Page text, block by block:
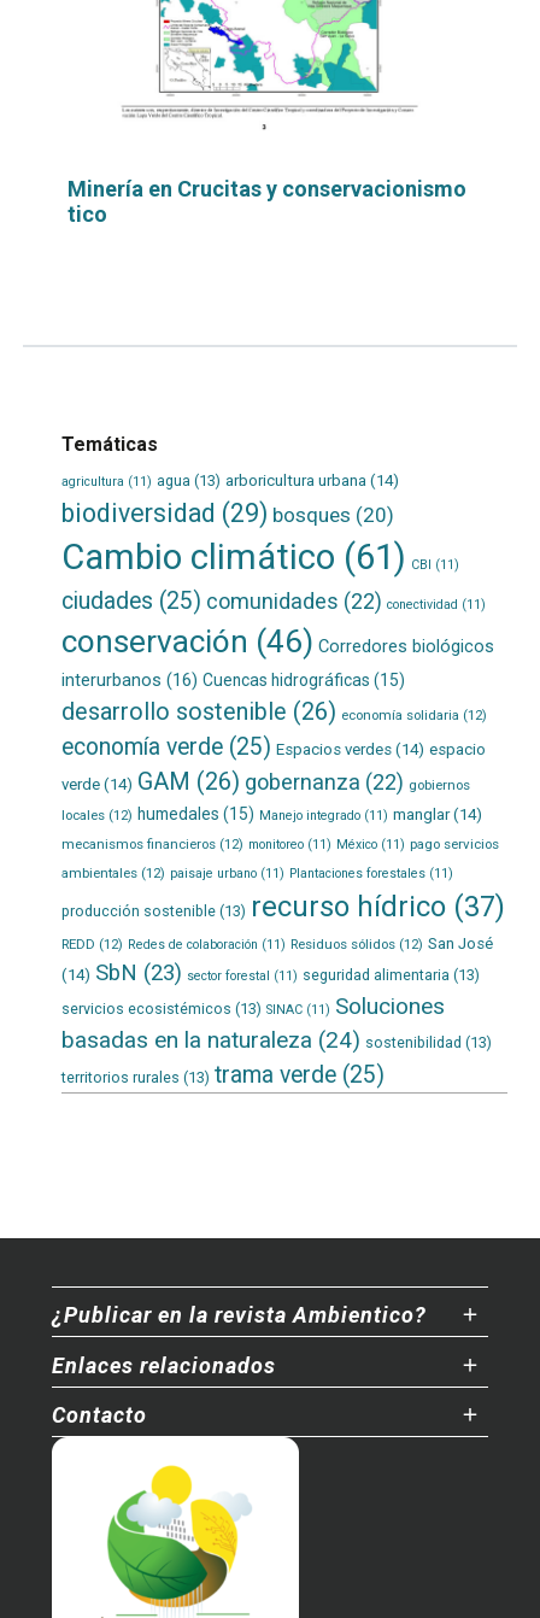
Minería en Crucitas y conservacionismo
tico
Temáticas
agricultura (11) agua (13) arboricultura urbana (14)
biodiversidad (29) bosques (20)
Cambio climático (61) CBI (11)
ciudades (25) comunidades (22) conectividad (11)
conservación (46) Corredores biológicos
interurbanos (16) Cuencas hidrográficas (15)
desarrollo sostenible (26) economía solidaria (12)
economía verde(25) Espacios verdes(14) espacio
verde(14) GAM (26) gobernanza (22) gobiernos
locales(12) humedales (15) Manejo integrado(11) manglar(14)
mecanismos financieros(12) monitoreo(11) México(11) pago servicios
ambientales(12) paisaje urbano(11) Plantaciones forestales(11)
producción sostenible(13) recurso hídrico(37)
REDD (12) Redes de colaboración (11) Residuos sólidos(12) San José
(14) SbN (23) sector forestal (11) seguridad alimentaria (13)
servicios ecosistémicos (13) SINAC(11) Soluciones
basadas en la naturaleza (24) sostenibilidad (13)
territorios rurales (13) trama verde(25)
¿Publicar en la revista Ambientico?
Enlaces relacionados
Contacto